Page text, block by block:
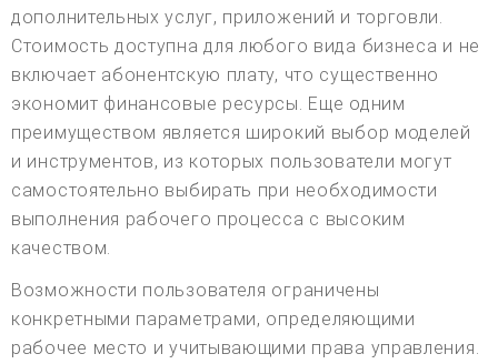
дополнительных услуг, приложений и торговли.
Стоимость доступна для любого вида бизнеса и не
включает абонентскую плату, что существенно
экономит финансовые ресурсы. Еще одним
преимуществом является широкий выбор моделей
и инструментов, из которых пользователи могут
самостоятельно выбирать при необходимости
выполнения рабочего процесса с высоким
качеством.
Возможности пользователя ограничены
конкретными параметрами, определяющими
рабочее место и учитывающими права управления.